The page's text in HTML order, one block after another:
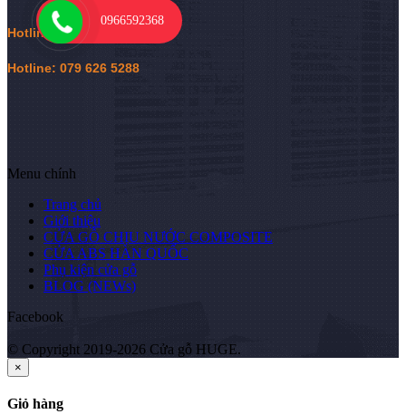
Hotline:0966 592 368
Hotline: 079 626 5288
Menu chính
Trang chủ
Giới thiệu
CỬA GỖ CHỊU NƯỚC COMPOSITE
CỬA ABS HÀN QUỐC
Phụ kiện cửa gỗ
BLOG (NEWs)
Facebook
© Copyright 2019-2026 Cửa gỗ HUGE.
0966592368
×
Giỏ hàng